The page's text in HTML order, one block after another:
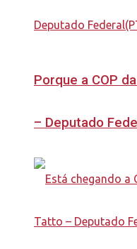
Porque a COP
– Deputado